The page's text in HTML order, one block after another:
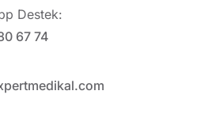
Destek:
67 74